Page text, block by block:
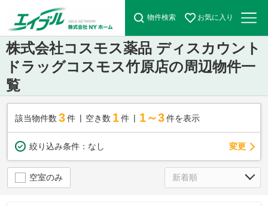
物件検索 お気に入り
株式会社コスモス薬品 ディスカウント
ドラッグコスモス竹原店の周辺物件一
覧
該当物件数 3件 空き数 1 件 1～3 件を表示
絞り込み条件： なし 変更
空室のみ